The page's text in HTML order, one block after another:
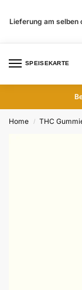
Lieferung am
SPEISEKARTE
Home / THC